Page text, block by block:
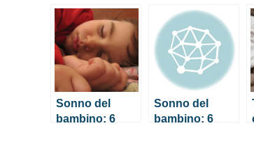
Sonno del
bambino: 6
Sonno del
bambino: 6